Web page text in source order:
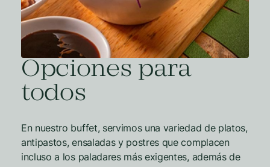
Opciones para
todos
En nuestro buffet, servimos una variedad de platos,
antipastos, ensaladas y postres que complacen
incluso a los paladares más exigentes, además de